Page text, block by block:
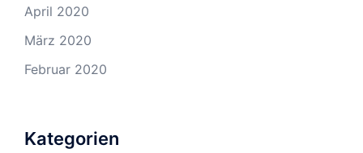
April 2020
März 2020
Februar 2020
Kategorien